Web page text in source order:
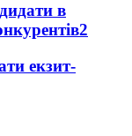
в
2
екзит-